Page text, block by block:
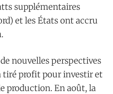
supplémentaires
et les États ont accru
nouvelles perspectives
tiré profit pour investir et
production. En août, la